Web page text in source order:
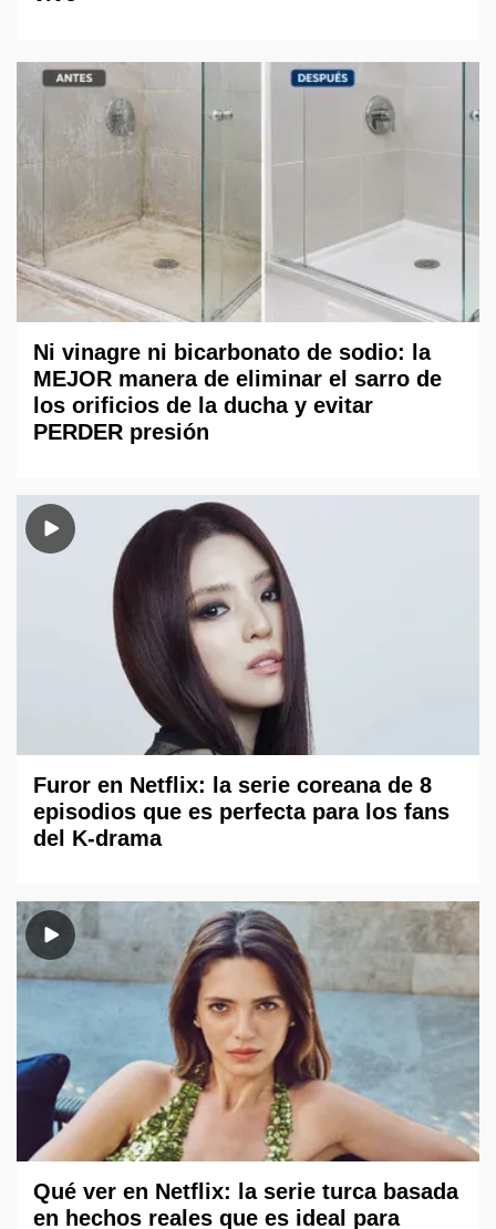
Ni vinagre ni bicarbonato de sodio: la
MEJOR manera de eliminar el sarro de
los orificios de la ducha y evitar
PERDER presión
Furor en Netflix: la serie coreana de 8
episodios que es perfecta para los fans
del K-drama
Qué ver en Netflix: la serie turca basada
en hechos reales que es ideal para